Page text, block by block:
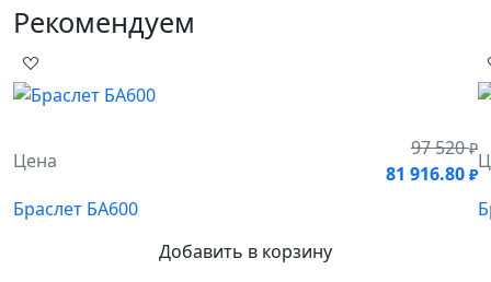
Рекомендуем
Цена
97 520₽
81 916.80 ₽
Браслет БА600
Добавить в корзину